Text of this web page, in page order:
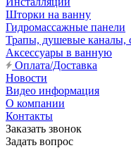
Шторки на ванну
Гидромассажные панели
Трапы, душевые каналы,
Аксессуары в ванную
Оплата/Доставка
Новости
Видео информация
О компании
Контакты
Заказать звонок
Задать вопрос